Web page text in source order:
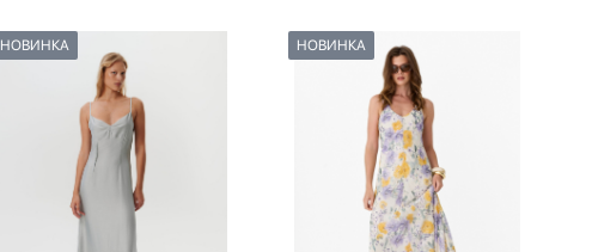
НОВИНКА НОВИНКА